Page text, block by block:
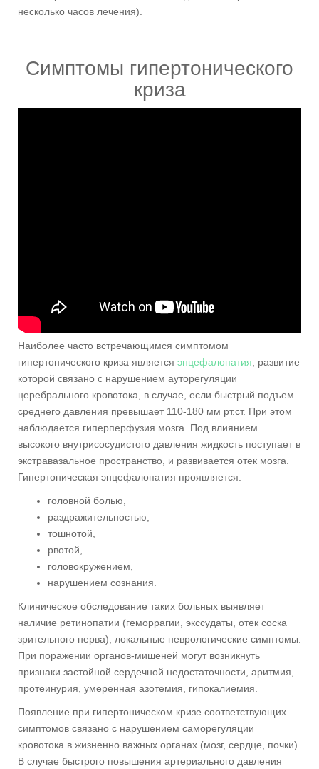
несколько часов лечения).
Симптомы гипертонического
криза
Наиболее часто встречающимся симптомом
гипертонического криза является энцефалопатия , развитие
которой связано с нарушением ауторегуляции
церебрального кровотока, в случае, если быстрый подъем
среднего давления превышает 110-180 мм рт.ст. При этом
наблюдается гиперперфузия мозга. Под влиянием
высокого внутрисосудистого давления жидкость поступает в
экстравазальное пространство, и развивается отек мозга.
Гипертоническая энцефалопатия проявляется:
головной болью,
раздражительностью,
тошнотой,
рвотой,
головокружением,
нарушением сознания.
Клиническое обследование таких больных выявляет
наличие ретинопатии (геморрагии, экссудаты, отек соска
зрительного нерва), локальные неврологические симптомы.
При поражении органов-мишеней могут возникнуть
признаки застойной сердечной недостаточности, аритмия,
протеинурия, умеренная азотемия, гипокалиемия.
Появление при гипертоническом кризе соответствующих
симптомов связано с нарушением саморегуляции
кровотока в жизненно важных органах (мозг, сердце, почки).
В случае быстрого повышения артериального давления